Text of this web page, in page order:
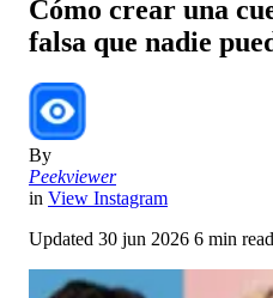
Cómo crear una
falsa que nadie
By
Peekviewer
in View Instagram
Updated 30 jun 2026 6 min read